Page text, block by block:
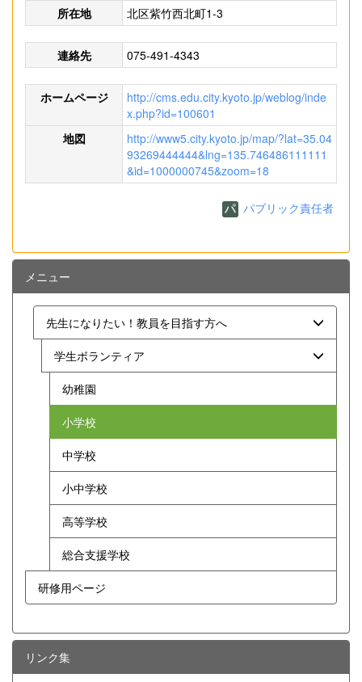
所在地 北区紫竹西北町1-3
連絡先 075-491-4343
ホームページ
http://cms.edu.city.kyoto.jp/weblog/inde
x.php?id=100601
地図
http://www5.city.kyoto.jp/map/?lat=35.04
93269444444&lng=135.746486111111
&id=1000000745&zoom=18
パブリック責任者
メニュー
先生になりたい！教員を目指す方へ
学生ボランティア
幼稚園
小学校
中学校
小中学校
高等学校
総合支援学校
研修用ページ
リンク集